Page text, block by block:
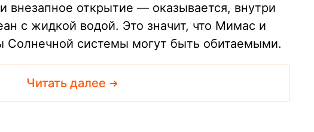
внезапное открытие — оказывается, внутри
с жидкой водой. Это значит, что Мимас и
Солнечной системы могут быть обитаемыми.
Читать далее